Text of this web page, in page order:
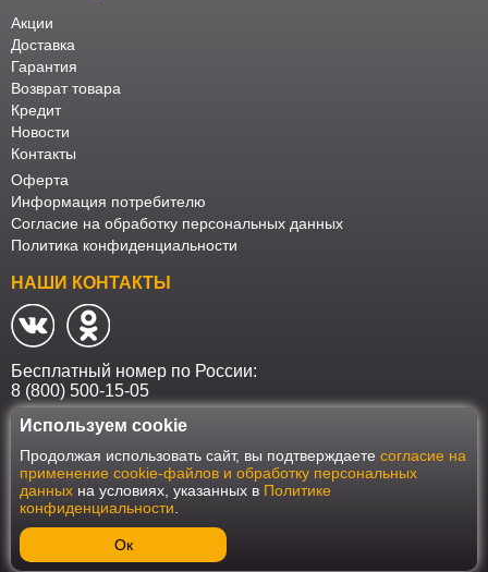
Акции
Доставка
Гарантия
Возврат товара
Кредит
Новости
Контакты
Оферта
Информация потребителю
Согласие на обработку персональных данных
Политика конфиденциальности
НАШИ КОНТАКТЫ
Бесплатный номер по России:
8 (800) 500-15-05
Наш интернет-магазин работает в соответствии с требованиями
Федерального закона от 27 июля 2006 года №152-ФЗ "О персональных
данных". Оформить заказ на сайте Мебеласка возможно только при
наличии согласия на обработку Ваших персональных данных. Для
улучшения работы сайта и его взаимодействия с пользователями мы
используем файлы cookie. Продолжая пользоваться сайтом, вы
соглашаетесь с использованием cookie.
Используем cookie
Продолжая использовать сайт, вы подтверждаете согласие на
применение cookie-файлов и обработку персональных
данных на условиях, указанных в Политике
конфиденциальности
Ок